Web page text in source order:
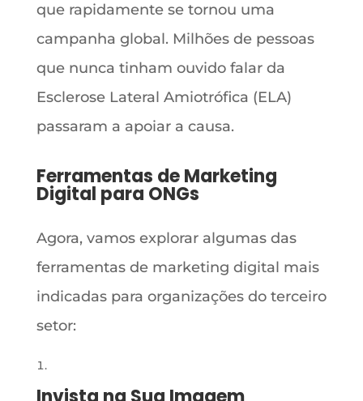
que rapidamente se tornou uma
campanha global. Milhões de pessoas
que nunca tinham ouvido falar da
Esclerose Lateral Amiotrófica (ELA)
passaram a apoiar a causa.
Ferramentas de Marketing
Digital para ONGs
Agora, vamos explorar algumas das
ferramentas de marketing digital mais
indicadas para organizações do terceiro
setor: